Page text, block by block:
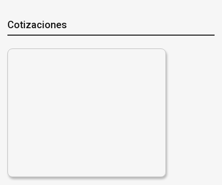
Cotizaciones